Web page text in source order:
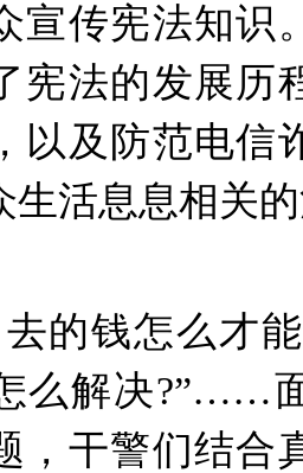
宣传宪法知识
宪法的发展历
以及防范电信
生活息息相关
钱怎么才能
么解决?”……
，干警们结合